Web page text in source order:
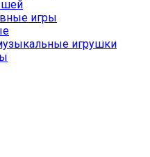
игры
игрушки